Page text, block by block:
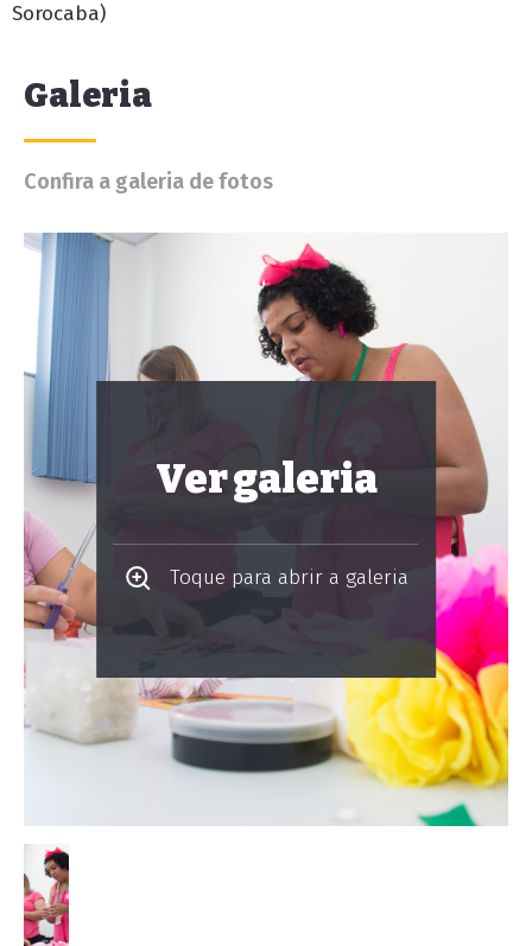
Sorocaba)
Galeria
Confira a galeria de fotos
Ver galeria
Toque para abrir a galeria